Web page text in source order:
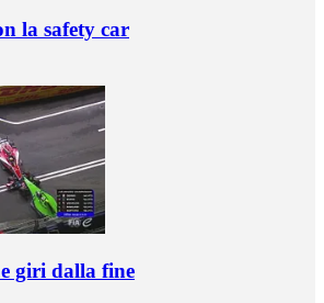
la safety car
giri dalla fine